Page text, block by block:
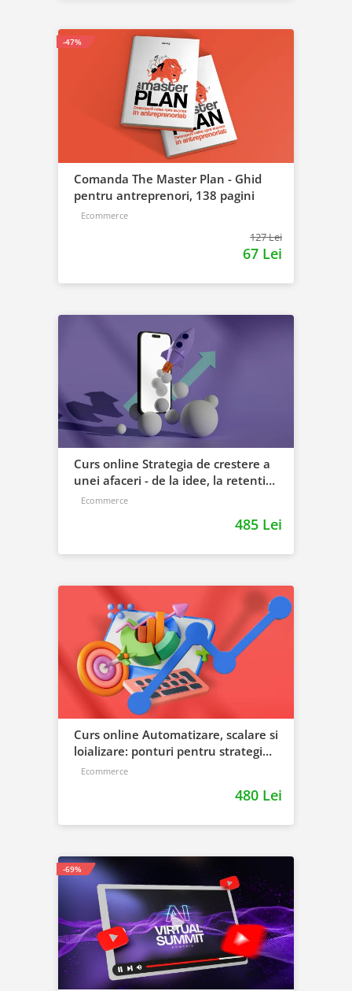
Comanda The Master Plan - Ghid
pentru antreprenori, 138 pagini
Ecommerce
127 Lei
67 Lei
-47%
Curs online Strategia de crestere a
unei afaceri - de la idee, la retentie
si scalare
Ecommerce
485 Lei
Curs online Automatizare, scalare si
loializare: ponturi pentru strategia
de business
Ecommerce
480 Lei
-69%